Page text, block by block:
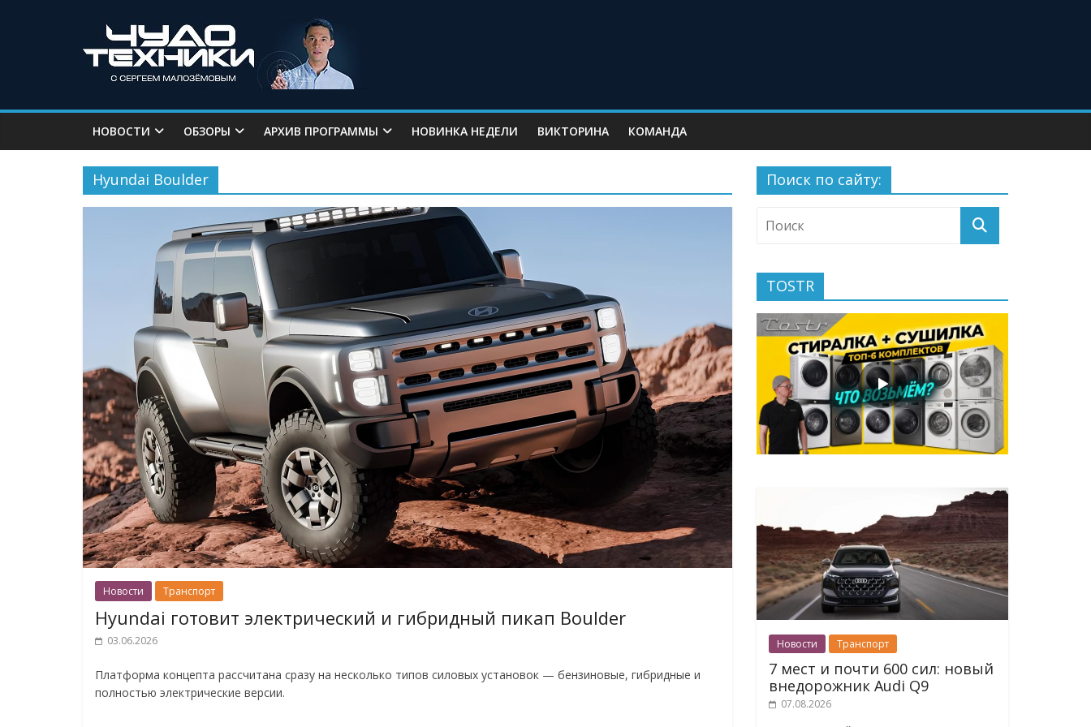
НОВОСТИ ОБЗОРЫ АРХИВ ПРОГРАММЫ НОВИНКА НЕДЕЛИ ВИКТОРИНА КОМАНДА
Hyundai Boulder
Новости Транспорт
Hyundai готовит электрический и гибридный пикап Boulder
03.06.2026
Платформа концепта рассчитана сразу на несколько типов силовых установок — бензиновые, гибридные и
полностью электрические версии.
Поиск по сайту:
TOSTR
Новости Транспорт
7 мест и почти 600 сил: новый
внедорожник Audi Q9
07.08.2026